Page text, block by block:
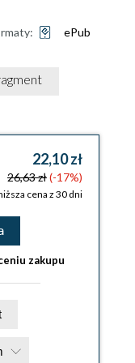
ePub
22,10 zł
26,63 zł(-17%)
cena z 30 dni
zakupu